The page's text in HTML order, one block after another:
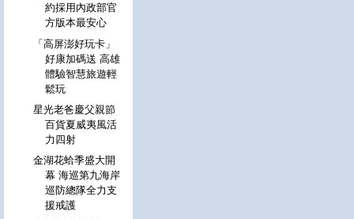
約採用內政部官
方版本最安心
「高屏澎好玩卡」
好康加碼送 高雄
體驗智慧旅遊輕
鬆玩
星光老爸慶父親節
百貨夏威夷風活
力四射
金湖花蛤季盛大開
幕 海巡第九海岸
巡防總隊全力支
援戒護